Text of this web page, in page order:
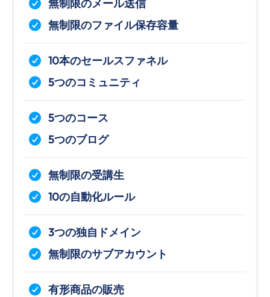
無制限のメール送信
無制限のファイル保存容量
10本のセールスファネル
5つのコミュニティ
5つのコース
5つのブログ
無制限の受講生
10の自動化ルール
3つの独自ドメイン
無制限のサブアカウント
有形商品の販売